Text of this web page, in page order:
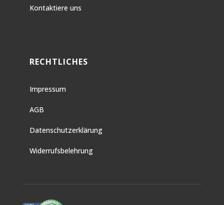
Kontaktiere uns
RECHTLICHES
Impressum
AGB
Datenschutzerklärung
Widerrufsbelehrung